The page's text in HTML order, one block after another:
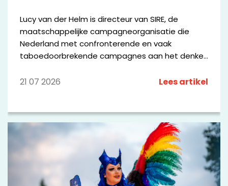
Lucy van der Helm is directeur van SIRE, de
maatschappelijke campagneorganisatie die
Nederland met confronterende en vaak
taboedoorbrekende campagnes aan het denken
breed netwerk van media-, communicatie-,
verandering. Met campagnes als #DOESLIEF,
Polarisatie en De Dood laat zij zien hoe
onderzoek, data en communicatie kunnen
bijdragen aan het agenderen van urgente
maatschappelijke vraagstukken.
21 07 2026 Lees artikel